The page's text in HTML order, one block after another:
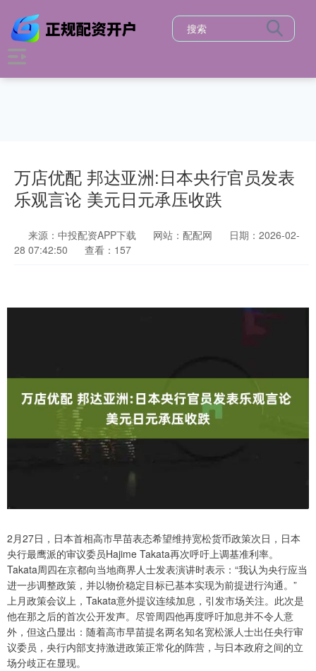
万店优配 邦达亚洲:日本央行官员发表
乐观言论 美元日元承压收跌
来源：中投配资APP下载 网站：配配网
日期：2026-02-
28 07:42:50
查看：157
2月27日，日本首相高市早苗表态希望维持宽松货币政策次日，日本
央行最鹰派的审议委员Hajime Takata再次呼吁上调基准利率。
Takata周四在京都向当地商界人士发表演讲时表示：“我认为央行应当
进一步调整政策，并以物价稳定目标已基本实现为前提进行沟通。”
上月政策会议上，Takata意外提议连续加息，引发市场关注。此次是
他在那之后的首次公开发声。尽管周四他再度呼吁加息并不令人意
外，但这凸显出：随着高市早苗提名两名知名宽松派人士出任央行审
议委员，央行内部支持激进政策正常化的阵营，与日本政府之间的立
场分歧正在显现。